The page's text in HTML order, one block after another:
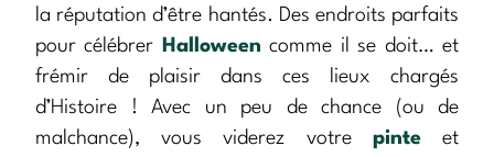
la réputation d’être hantés. Des endroits parfaits
pour célébrer
Halloween comme il se doit… et
frémir de plaisir dans ces lieux chargés
d’Histoire ! Avec un peu de chance (ou de
malchance), vous viderez votre pinteet